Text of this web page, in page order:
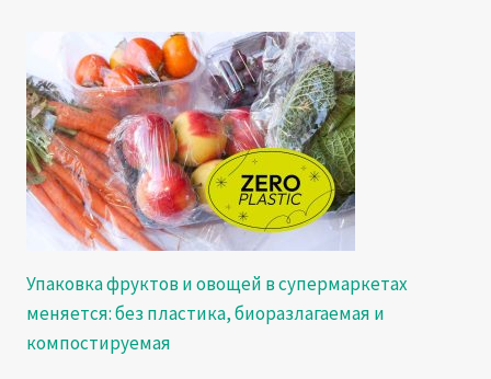
Упаковка фруктов и овощей в супермаркетах
меняется: без пластика, биоразлагаемая и
компостируемая